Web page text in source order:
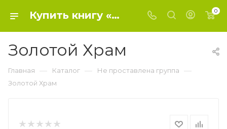
Купить книгу «Золотой Храм» 2023, Мисима Ю. - Не проставлена группа 0
Золотой Храм
Главная — Каталог — Не проставлена группа —
Золотой Храм